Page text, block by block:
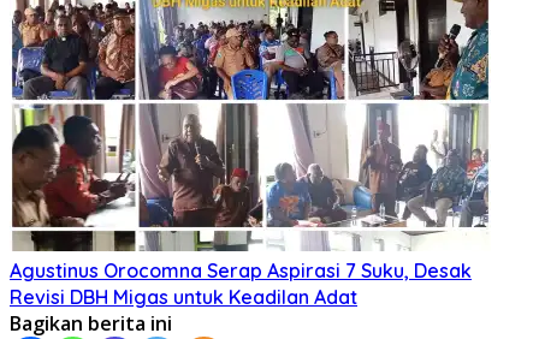
Agustinus Orocomna Serap Aspirasi 7 Suku, Desak
Revisi DBH Migas untuk Keadilan Adat
Bagikan berita ini